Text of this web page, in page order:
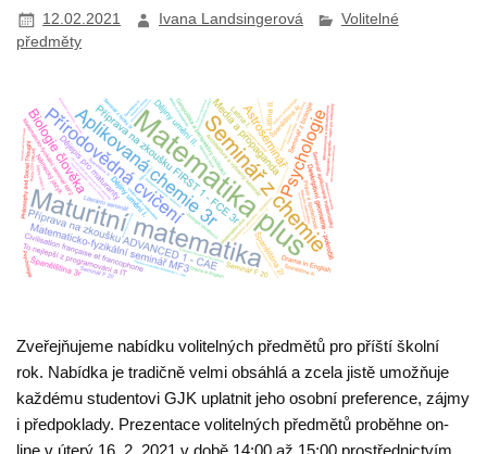
12.02.2021 Ivana Landsingerová
Volitelné
předměty
Zveřejňujeme nabídku volitelných předmětů pro příští školní
rok. Nabídka je tradičně velmi obsáhlá a zcela jistě umožňuje
každému studentovi GJK uplatnit jeho osobní preference, zájmy
i předpoklady. Prezentace volitelných předmětů proběhne on-
line v úterý 16. 2. 2021 v době 14:00 až 15:00 prostřednictvím